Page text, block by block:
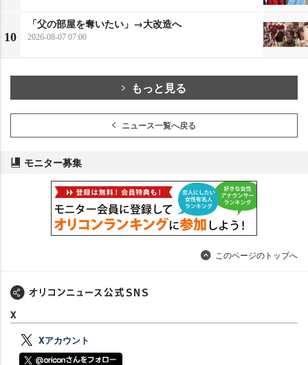
10
「父の部屋を奪いたい」→大改造へ
2026-08-07 07:00
もっと見る
ニュース一覧へ戻る
モニター募集
このページのトップへ
X
Xアカウント